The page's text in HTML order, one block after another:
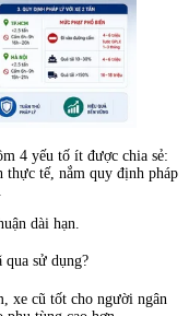
4 yếu tố ít được chia sẻ:
thực tế, nắm quy định pháp
dài hạn.
sử dụng?
xe cũ tốt cho người ngân